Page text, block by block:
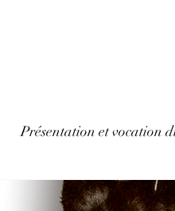
Présentation et vocation
mixte Mécanisme